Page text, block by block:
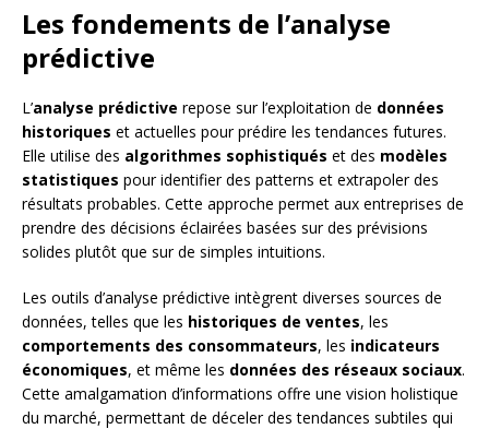
Les fondements de l’analyse
prédictive
L’analyse prédictive repose sur l’exploitation de données
historiques et actuelles pour prédire les tendances futures.
Elle utilise des algorithmes sophistiqués et des modèles
statistiques pour identifier des patterns et extrapoler des
résultats probables. Cette approche permet aux entreprises de
prendre des décisions éclairées basées sur des prévisions
solides plutôt que sur de simples intuitions.
Les outils d’analyse prédictive intègrent diverses sources de
données, telles que les historiques de ventes, les
comportements des consommateurs, les indicateurs
économiques, et même les données des réseaux sociaux.
Cette amalgamation d’informations offre une vision holistique
du marché, permettant de déceler des tendances subtiles qui